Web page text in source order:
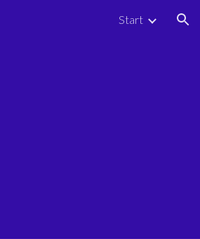
Start